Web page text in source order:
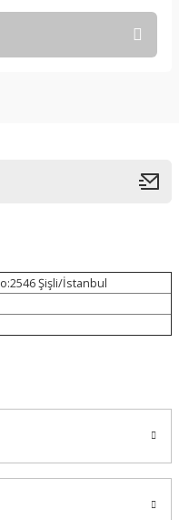
Şişli/İstanbul